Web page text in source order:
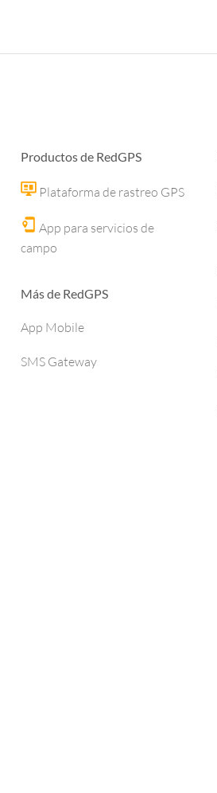
Productos de RedGPS
Plataforma de rastreo GPS
App para servicios de
campo
Más de RedGPS
App Mobile
SMS Gateway